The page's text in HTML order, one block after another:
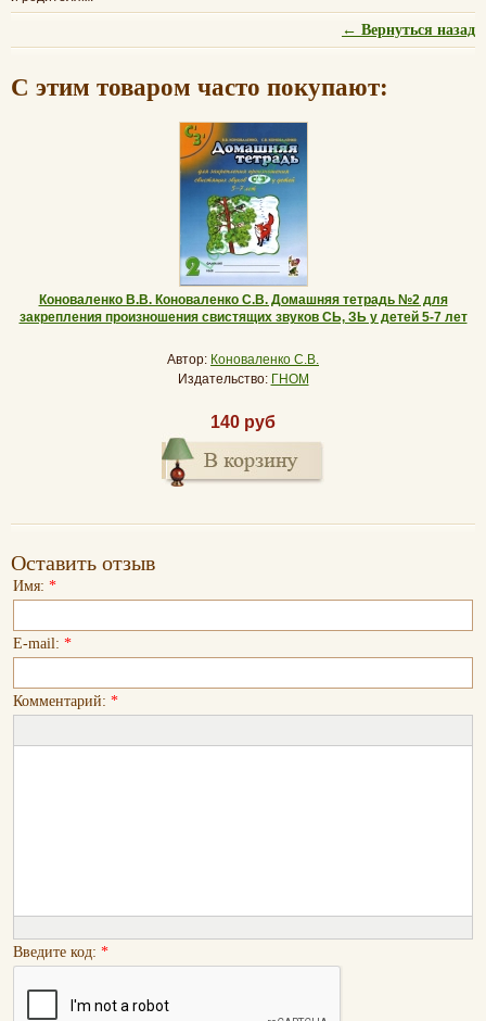
← Вернуться назад
С этим товаром часто покупают:
Коноваленко В.В. Коноваленко С.В. Домашняя тетрадь №2 для
закрепления произношения свистящих звуков СЬ, ЗЬ у детей 5-7 лет
Автор: Коноваленко С.В.
Издательство: ГНОМ
140 руб
Оставить отзыв
Имя: *
E-mail: *
Комментарий: *
Введите код: *